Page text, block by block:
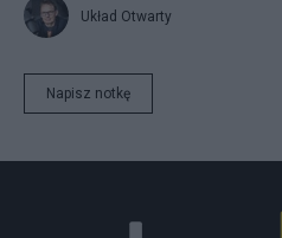
Układ Otwarty
Napisz notkę